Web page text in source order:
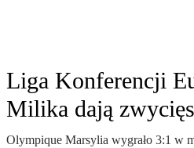
Liga Konferencji
Milika dają
Olympique Marsylia wygrało 3:1 w